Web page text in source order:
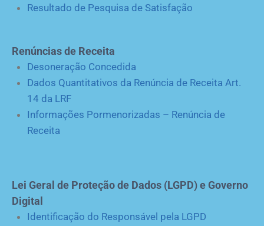
Resultado de Pesquisa de Satisfação
Renúncias de Receita
Desoneração Concedida
Dados Quantitativos da Renúncia de Receita Art.
14 da LRF
Informações Pormenorizadas – Renúncia de
Receita
Lei Geral de Proteção de Dados (LGPD) e Governo
Digital
Identificação do Responsável pela LGPD